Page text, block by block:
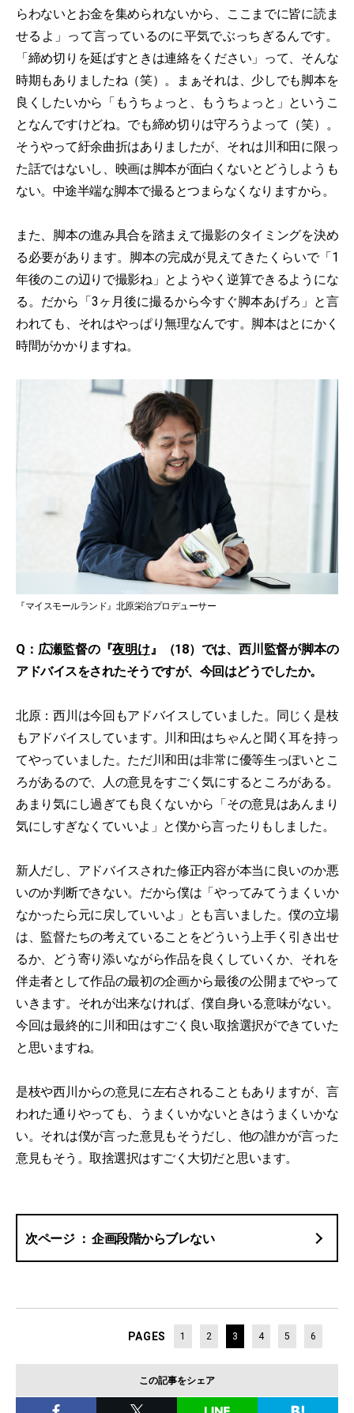
らわないとお金を集められないから、ここまでに皆に読ま
せるよ」って言っているのに平気でぶっちぎるんです。
「締め切りを延ばすときは連絡をください」って、そんな
時期もありましたね（笑）。まぁそれは、少しでも脚本を
良くしたいから「もうちょっと、もうちょっと」というこ
となんですけどね。でも締め切りは守ろうよって（笑）。
そうやって紆余曲折はありましたが、それは川和田に限っ
た話ではないし、映画は脚本が面白くないとどうしようも
ない。中途半端な脚本で撮るとつまらなくなりますから。
また、脚本の進み具合を踏まえて撮影のタイミングを決め
る必要があります。脚本の完成が見えてきたくらいで「1
年後のこの辺りで撮影ね」とようやく逆算できるようにな
る。だから「3ヶ月後に撮るから今すぐ脚本あげろ」と言
われても、それはやっぱり無理なんです。脚本はとにかく
時間がかかりますね。
『マイスモールランド』北原栄治プロデューサー
Q：広瀬監督の『夜明け』（18）では、西川監督が脚本の
アドバイスをされたそうですが、今回はどうでしたか。
北原：西川は今回もアドバイスしていました。同じく是枝
もアドバイスしています。川和田はちゃんと聞く耳を持っ
てやっていました。ただ川和田は非常に優等生っぽいとこ
ろがあるので、人の意見をすごく気にするところがある。
あまり気にし過ぎても良くないから「その意見はあんまり
気にしすぎなくていいよ」と僕から言ったりもしました。
新人だし、アドバイスされた修正内容が本当に良いのか悪
いのか判断できない。だから僕は「やってみてうまくいか
なかったら元に戻していいよ」とも言いました。僕の立場
は、監督たちの考えていることをどういう上手く引き出せ
るか、どう寄り添いながら作品を良くしていくか、それを
伴走者として作品の最初の企画から最後の公開までやって
いきます。それが出来なければ、僕自身いる意味がない。
今回は最終的に川和田はすごく良い取捨選択ができていた
と思いますね。
是枝や西川からの意見に左右されることもありますが、言
われた通りやっても、うまくいかないときはうまくいかな
い。それは僕が言った意見もそうだし、他の誰かが言った
意見もそう。取捨選択はすごく大切だと思います。
企画段階からブレない
PAGES 1 2 3 4 5 6
この記事をシェア